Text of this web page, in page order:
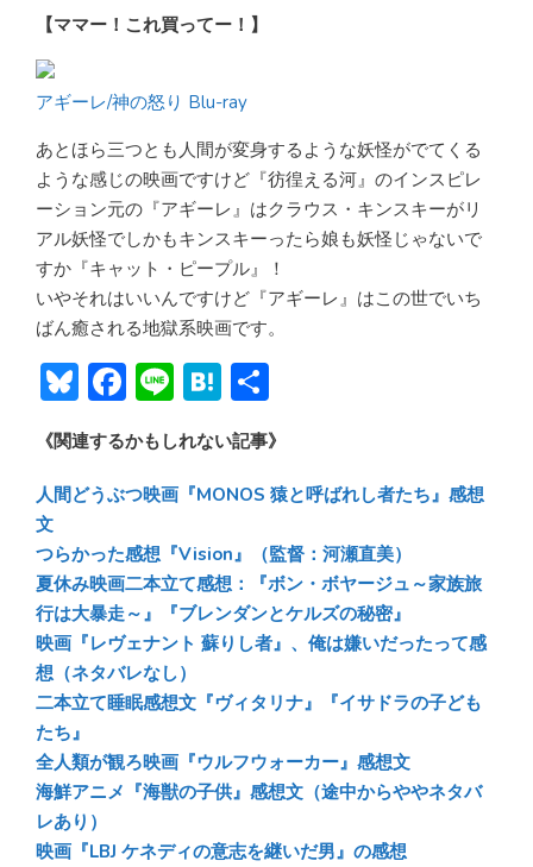
【ママー！これ買ってー！】
アギーレ/神の怒り Blu-ray
あとほら三つとも人間が変身するような妖怪がでてくる
ような感じの映画ですけど『彷徨える河』のインスピレ
ーション元の『アギーレ』はクラウス・キンスキーがリ
アル妖怪でしかもキンスキーったら娘も妖怪じゃないで
すか『キャット・ピープル』！
いやそれはいいんですけど『アギーレ』はこの世でいち
ばん癒される地獄系映画です。
Bl
u
e
sk
F
ac
e
b
o
ok
Li
n
e
H
at
e
n
有
《関連するかもしれない記事》
人間どうぶつ映画『MONOS 猿と呼ばれし者たち』感想
文
つらかった感想『Vision』（監督：河瀬直美）
夏休み映画二本立て感想：『ボン・ボヤージュ～家族旅
行は大暴走～』『ブレンダンとケルズの秘密』
映画『レヴェナント 蘇りし者』、俺は嫌いだったって感
想（ネタバレなし）
二本立て睡眠感想文『ヴィタリナ』『イサドラの子ども
たち』
全人類が観ろ映画『ウルフウォーカー』感想文
海鮮アニメ『海獣の子供』感想文（途中からややネタバ
レあり）
映画『LBJ ケネディの意志を継いだ男』の感想